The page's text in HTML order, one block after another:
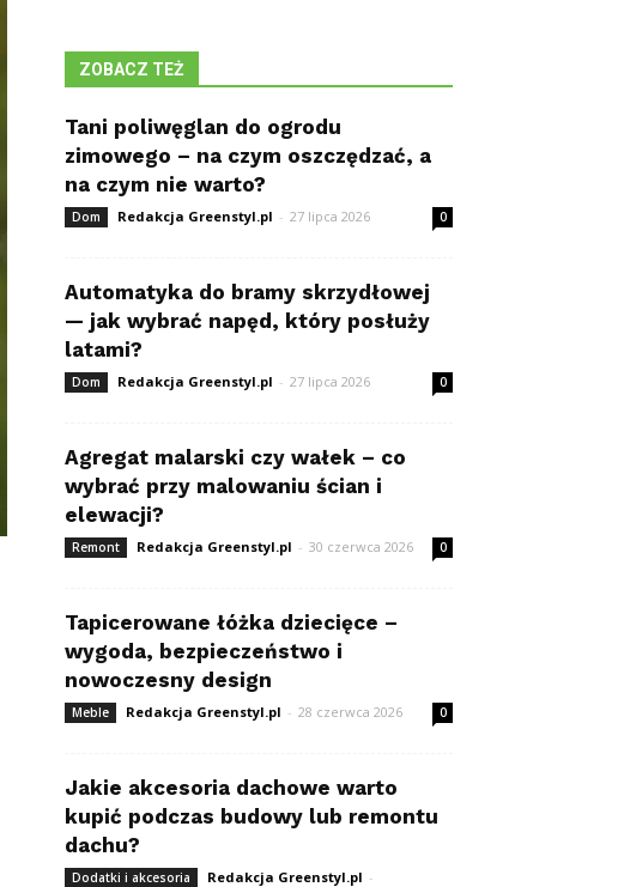
ZOBACZ TEŻ
Tani poliwęglan do ogrodu
zimowego – na czym oszczędzać, a
na czym nie warto?
Dom Redakcja Greenstyl.pl - 27 lipca 2026 0
Automatyka do bramy skrzydłowej
— jak wybrać napęd, który posłuży
latami?
Dom Redakcja Greenstyl.pl - 27 lipca 2026 0
Agregat malarski czy wałek – co
wybrać przy malowaniu ścian i
elewacji?
Remont Redakcja Greenstyl.pl - 30 czerwca 2026 0
Tapicerowane łóżka dziecięce –
wygoda, bezpieczeństwo i
nowoczesny design
Meble Redakcja Greenstyl.pl - 28 czerwca 2026 0
Jakie akcesoria dachowe warto
kupić podczas budowy lub remontu
dachu?
Dodatki i akcesoria Redakcja Greenstyl.pl -